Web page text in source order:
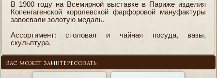
В 1900 году на Всемирной выставке в Париже изделия
Копенгагенской королевской фарфоровой мануфактуры
завоевали золотую медаль.
Ассортимент: столовая и чайная посуда, вазы,
скульптура.
Вас может заинтересовать